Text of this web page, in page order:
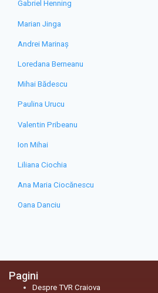
Gabriel Henning
Marian Jinga
Andrei Marinaș
Loredana Berneanu
Mihai Bădescu
Paulina Urucu
Valentin Pribeanu
Ion Mihai
Liliana Ciochia
Ana Maria Ciocănescu
Oana Danciu
Pagini
Despre TVR Craiova